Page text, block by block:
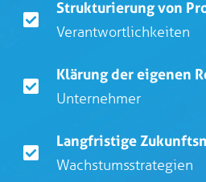
Strukturierung von
Verantwortlichkeiten
Klärung der eigenen
Unternehmer
Langfristige
Wachstumsstrategien